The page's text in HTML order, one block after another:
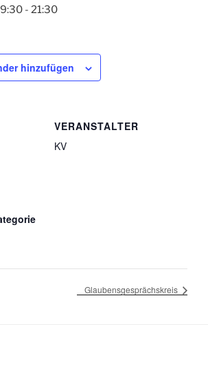
- 21:30
hinzufügen
VERANSTALTER
KV
Glaubensgesprächskreis